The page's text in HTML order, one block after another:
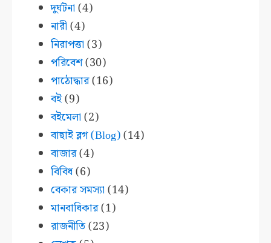
দুর্ঘটনা (4)
নারী (4)
নিরাপত্তা (3)
পরিবেশ(30)
পাঠোদ্ধার(16)
বই(9)
বইমেলা (2)
বাছাই ব্লগ (Blog)(14)
বাজার(4)
বিবিধ(6)
বেকার সমস্যা (14)
মানবাধিকার(1)
রাজনীতি(23)